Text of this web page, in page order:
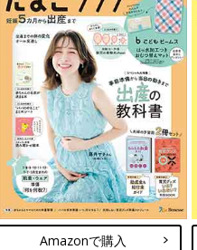
クセーター」を購入。Tシャ
な印象に仕上がる優秀ニット
え効果も期待できます。春夏
などの色物に、グレーやネイ
も◎。お出かけだけでなくオ
すよ♪
あるコーデが◎。「ス
Amazonで購入